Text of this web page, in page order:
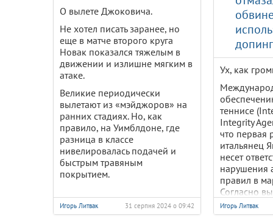
Після перемоги Еліни в
першому сеті та рівної
боротьби на тай-брейку в
другому, гра перейшла у
вирішальну партію. За рахунку
2:2 у третьому сеті українка
забрала чотири гейми поспіль
та впевнено завершила матч
на свою користь!
Для Еліни це: 20-й титул WTA у
професійній кар’єрі; третя
перемога на турнірі WTA 1000
у Римі (після титулів у 2017 та
2018 роках); найбільший
трофей за останні сім років.
титулом та дякуємо за
яскравий виступ! Пишаємося!
О вылете Джоковича.
Не хотел писать заранее, но
еще в матче второго круга
Новак показался тяжелым в
движении и излишне мягким в
атаке.
Великие периодически
вылетают из «мэйджоров» на
ранних стадиях. Но, как
правило, на Уимблдоне, где
разница в классе
нивелировалась подачей и
быстрым травяным
покрытием.
Игорь Литвак 31 серпня 2024 о 09:42
Ух, как
теннисе
Integrity
что первая
итальянец
несет
нарушения
правил в
Согласно
действиях
признаков
Игорь Литвак